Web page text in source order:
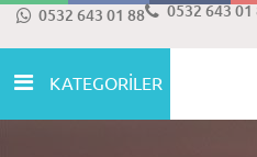
0532 643 01 88 0532 643 01
KATEGORİLER